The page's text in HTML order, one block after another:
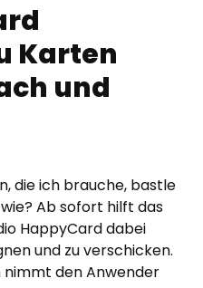
Karten
und
die ich brauche, bastle
Ab sofort hilft das
HappyCard dabei
und zu verschicken.
den Anwender